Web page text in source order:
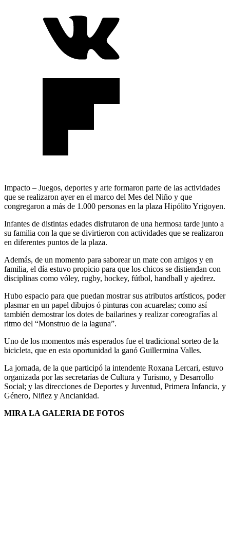
Impacto – Juegos, deportes y arte formaron parte de las actividades
que se realizaron ayer en el marco del Mes del Niño y que
congregaron a más de 1.000 personas en la plaza Hipólito Yrigoyen.
Infantes de distintas edades disfrutaron de una hermosa tarde junto a
su familia con la que se divirtieron con actividades que se realizaron
en diferentes puntos de la plaza.
Además, de un momento para saborear un mate con amigos y en
familia, el día estuvo propicio para que los chicos se distiendan con
disciplinas como vóley, rugby, hockey, fútbol, handball y ajedrez.
Hubo espacio para que puedan mostrar sus atributos artísticos, poder
plasmar en un papel dibujos ó pinturas con acuarelas; como así
también demostrar los dotes de bailarines y realizar coreografías al
ritmo del “Monstruo de la laguna”.
Uno de los momentos más esperados fue el tradicional sorteo de la
bicicleta, que en esta oportunidad la ganó Guillermina Valles.
La jornada, de la que participó la intendente Roxana Lercari, estuvo
organizada por las secretarías de Cultura y Turismo, y Desarrollo
Social; y las direcciones de Deportes y Juventud, Primera Infancia, y
Género, Niñez y Ancianidad.
MIRA LA GALERIA DE FOTOS